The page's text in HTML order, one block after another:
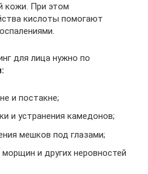
кожи. При этом
кислоты помогают
для лица нужно по
и постакне;
и устранения камедонов;
мешков под глазами;
и других неровностей